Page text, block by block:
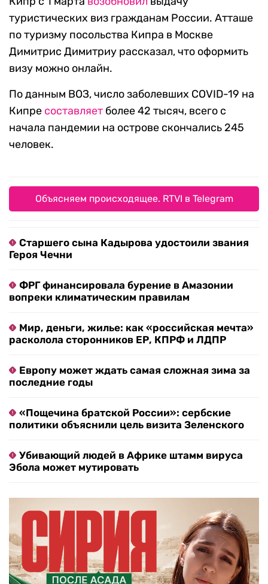
туристических виз гражданам России. Атташе
по туризму посольства Кипра в Москве
Димитрис Димитриу рассказал, что оформить
визу можно онлайн.
По данным ВОЗ, число заболевших COVID-19 на
Кипре составляет более 42 тысяч, всего с
начала пандемии на острове скончались 245
человек.
Объясняем происходящее. RTVI в Telegram
Старшего сына Кадырова удостоили звания
Героя Чечни
ФРГ финансировала бурение в Амазонии
вопреки климатическим правилам
Мир, деньги, жилье: как «российская мечта»
расколола сторонников ЕР, КПРФ и ЛДПР
Европу может ждать самая сложная зима за
последние годы
«Пощечина братской России»: сербские
политики объяснили цель визита Зеленского
Убивающий людей в Африке штамм вируса
Эбола может мутировать